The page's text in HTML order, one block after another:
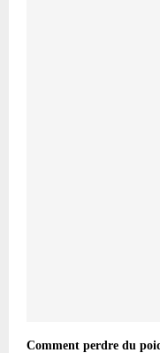
Comment perdre du